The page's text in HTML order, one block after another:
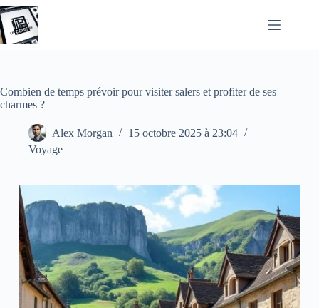
Passer
au
contenu
Combien de temps prévoir pour visiter salers et profiter de ses
charmes ?
Alex Morgan
15 octobre 2025 à 23:04
Voyage